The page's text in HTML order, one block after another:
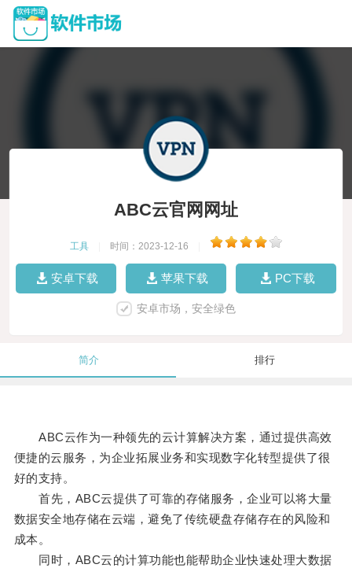
ABC云官网网址
工具 时间：2023-12-16
安卓下载 苹果下载 PC下载
安卓市场，安全绿色
简介 排行
ABC云作为一种领先的云计算解决方案，通过提供高效
便捷的云服务，为企业拓展业务和实现数字化转型提供了很
好的支持。
首先，ABC云提供了可靠的存储服务，企业可以将大量
数据安全地存储在云端，避免了传统硬盘存储存在的风险和
成本。
同时，ABC云的计算功能也能帮助企业快速处理大数据